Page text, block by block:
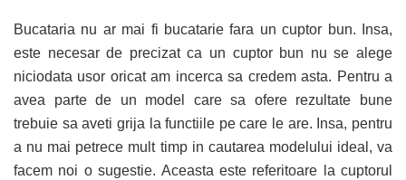
Bucataria nu ar mai fi bucatarie fara un cuptor bun. Insa,
este necesar de precizat ca un cuptor bun nu se alege
niciodata usor oricat am incerca sa credem asta. Pentru a
avea parte de un model care sa ofere rezultate bune
trebuie sa aveti grija la functiile pe care le are. Insa, pentru
a nu mai petrece mult timp in cautarea modelului ideal, va
facem noi o sugestie. Aceasta este referitoare la cuptorul